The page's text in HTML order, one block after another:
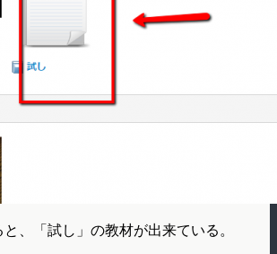
と、「試し」の教材が出来ている。